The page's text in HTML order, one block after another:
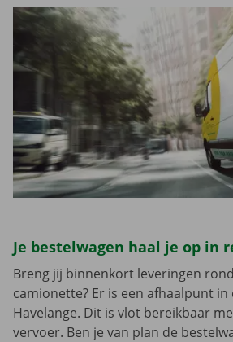
Je bestelwagen haal je op in
Breng jij binnenkort leveringen
camionette? Er is een afhaalpunt in
Havelange. Dit is vlot bereikbaar
vervoer. Ben je van plan de